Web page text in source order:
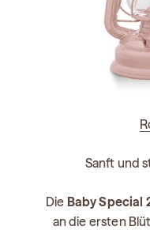
Sanft und
Die Baby Special
an die ersten